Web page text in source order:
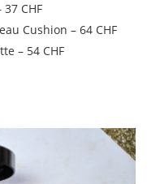
CHF
Cushion – 64 CHF
– 54 CHF